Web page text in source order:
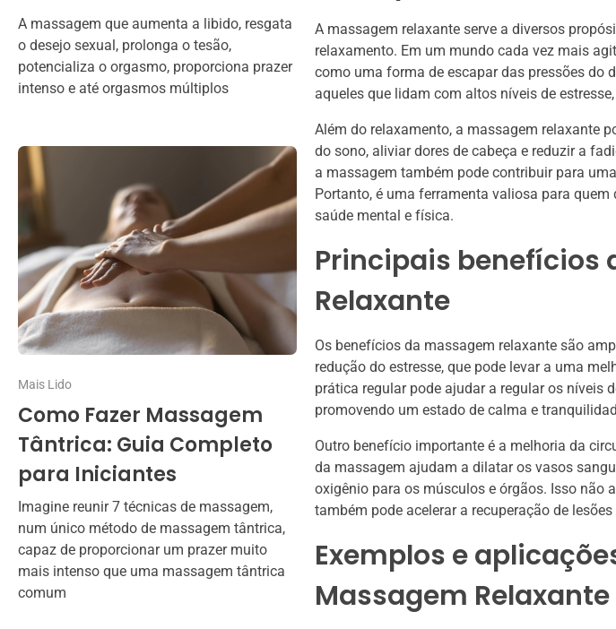
A massagem que aumenta a libido, resgata
o desejo sexual, prolonga o tesão,
potencializa o orgasmo, proporciona prazer
intenso e até orgasmos múltiplos
Mais Lido
Como Fazer Massagem
Tântrica: Guia Completo
para Iniciantes
Imagine reunir 7 técnicas de massagem,
num único método de massagem tântrica,
capaz de proporcionar um prazer muito
mais intenso que uma massagem tântrica
comum
A massagem relaxante serve a diversos
relaxamento. Em um mundo cada vez mais
como uma forma de escapar das pressões do
aqueles que lidam com altos níveis de
Além do relaxamento, a massagem relaxante
do sono, aliviar dores de cabeça e reduzir a
a massagem também pode contribuir para
Portanto, é uma ferramenta valiosa para
saúde mental e física.
Principais benefícios
Relaxante
Os benefícios da massagem relaxante são
redução do estresse, que pode levar a uma
prática regular pode ajudar a regular os níveis
promovendo um estado de calma e
Outro benefício importante é a melhoria da
da massagem ajudam a dilatar os vasos
oxigênio para os músculos e órgãos. Isso não
também pode acelerar a recuperação de
Exemplos e
Massagem Relaxante